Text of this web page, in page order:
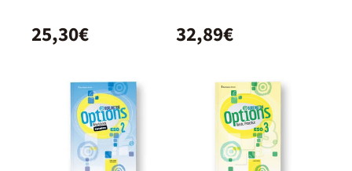
25,30€ 32,89€